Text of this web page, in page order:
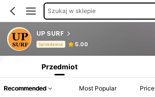
Szukaj w sklepie
UP SURF
Sprzedawca 5.00
Przedmiot
Recommended Most Popular Price